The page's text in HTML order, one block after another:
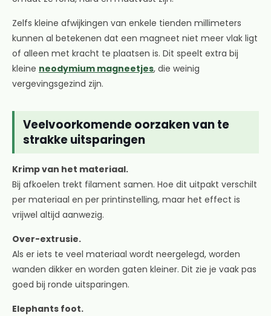
Zelfs kleine afwijkingen van enkele tienden millimeters
kunnen al betekenen dat een magneet niet meer vlak ligt
of alleen met kracht te plaatsen is. Dit speelt extra bij
kleine neodymium magneetjes, die weinig
vergevingsgezind zijn.
Veelvoorkomende oorzaken van te
strakke uitsparingen
Krimp van het materiaal.
Bij afkoelen trekt filament samen. Hoe dit uitpakt verschilt
per materiaal en per printinstelling, maar het effect is
vrijwel altijd aanwezig.
Over-extrusie.
Als er iets te veel materiaal wordt neergelegd, worden
wanden dikker en worden gaten kleiner. Dit zie je vaak pas
goed bij ronde uitsparingen.
Elephants foot.